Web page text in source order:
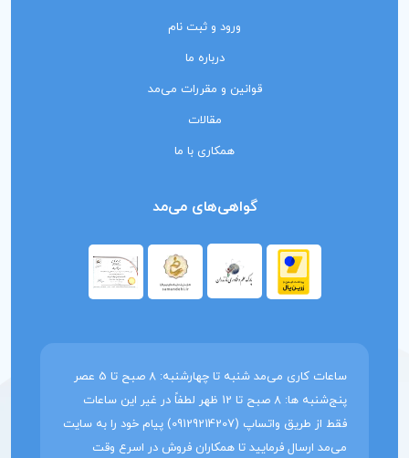
ورود و ثبت نام
درباره ما
قوانین و مقررات می‌مد
مقالات
همکاری با ما
گواهی‌های می‌مد
ساعات کاری می‌مد شنبه تا چهارشنبه: 8 صبح تا 5 عصر
پنج‌شنبه ها: 8 صبح تا 12 ظهر لطفاً در غیر این ساعات
فقط از طریق واتساپ (09129214207) پیام خود را به سایت
می‌مد ارسال فرمایید تا همکاران فروش در اسرع وقت